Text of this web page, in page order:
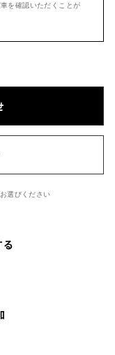
を確認いただくことが
選びください
る